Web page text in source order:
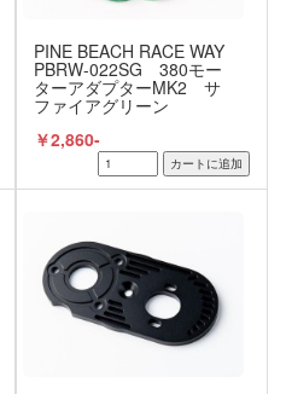
PINE BEACH RACE WAY
PBRW-022SG 380モー
ターアダプターMK2 サ
ファイアグリーン
￥2,860-